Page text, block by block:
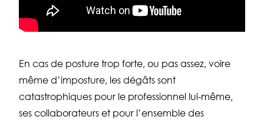
En cas de posture trop forte, ou pas assez, voire
même d’imposture, les dégâts sont
catastrophiques pour le professionnel lui-même,
ses collaborateurs et pour l’ensemble des